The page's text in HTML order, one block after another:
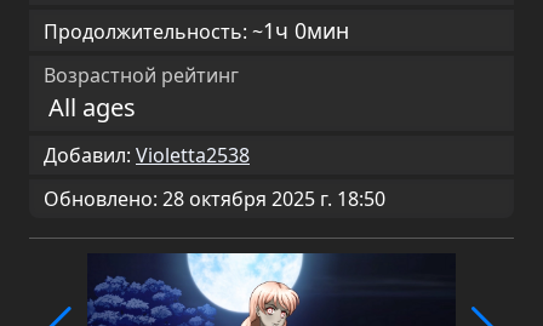
Продолжительность: ~1ч 0мин
Возрастной рейтинг
All ages
Добавил: Violetta2538
Обновлено: 28 октября 2025 г. 18:50